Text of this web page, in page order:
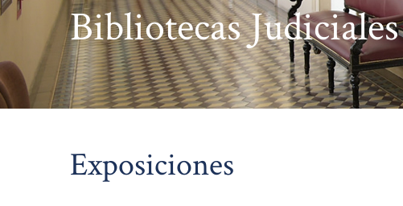
Bibliotecas Judiciales
Exposiciones